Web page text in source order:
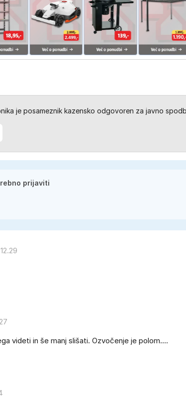
je posameznik kazensko odgovoren za javno
videti in še manj slišati. Ozvočenje je polom....